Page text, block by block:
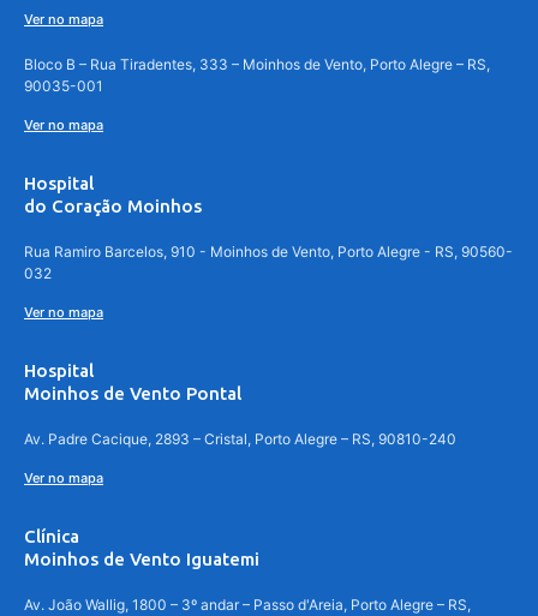
Ver no mapa
Bloco B – Rua Tiradentes, 333 – Moinhos de Vento, Porto Alegre – RS,
90035-001
Ver no mapa
Hospital
do Coração Moinhos
Rua Ramiro Barcelos, 910 - Moinhos de Vento, Porto Alegre - RS, 90560-
032
Ver no mapa
Hospital
Moinhos de Vento Pontal
Av. Padre Cacique, 2893 – Cristal, Porto Alegre – RS, 90810-240
Ver no mapa
Clínica
Moinhos de Vento Iguatemi
Av. João Wallig, 1800 – 3º andar – Passo d'Areia, Porto Alegre – RS,